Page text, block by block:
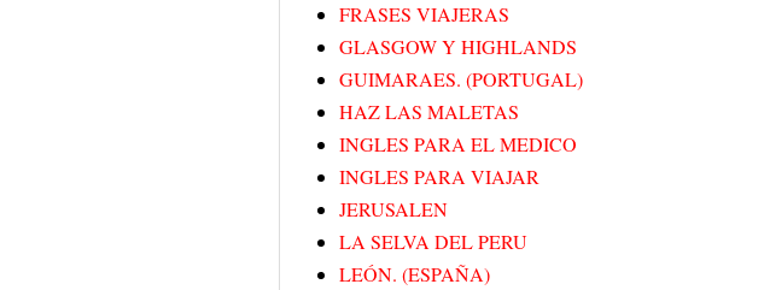
FRASES VIAJERAS
GLASGOW Y HIGHLANDS
GUIMARAES. (PORTUGAL)
HAZ LAS MALETAS
INGLES PARA EL MEDICO
INGLES PARA VIAJAR
JERUSALEN
LA SELVA DEL PERU
LEÓN. (ESPAÑA)